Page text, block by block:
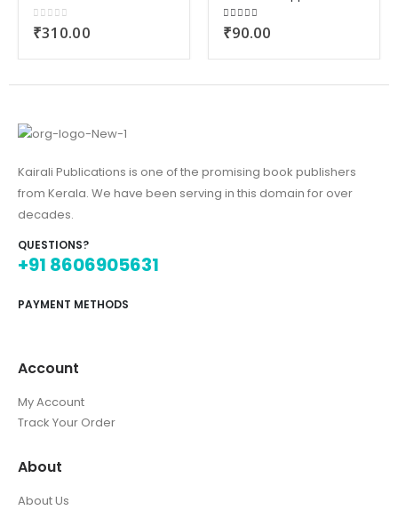
0out of 5
₹310.00 3.00out of 5
₹90.00
Kairali Publications is one of the promising book publishers
from Kerala. We have been serving in this domain for over
decades.
QUESTIONS?
+91 8606905631
PAYMENT METHODS
Account
My Account
Track Your Order
About
About Us